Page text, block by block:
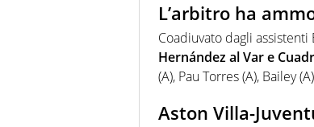
L’arbitro ha
Coadiuvato dagli
Hernández al Var e
(A), Pau Torres (A), Bailey
Aston Villa-